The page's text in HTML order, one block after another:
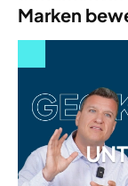
Marken